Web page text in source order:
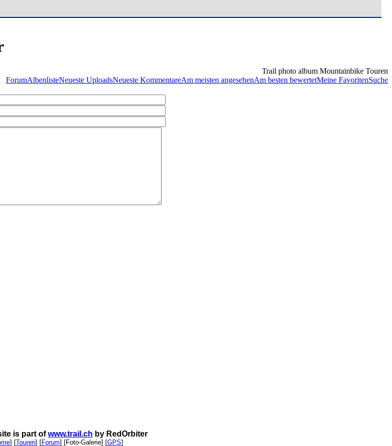
Trail photo album Mountainbike Touren
ForumAlbenlisteNeueste UploadsNeueste KommentareAm meisten angesehenAm besten bewertetMeine FavoritenSuche
is part ofwww.trail.ch by RedOrbiter
] [Touren] [Forum] [Foto-Galerie] [GPS]